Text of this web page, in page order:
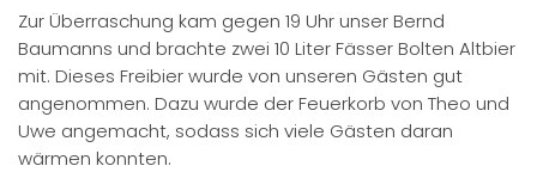
Zur Überraschung kam gegen 19 Uhr unser Bernd
Baumanns und brachte zwei 10 Liter Fässer Bolten Altbier
mit. Dieses Freibier wurde von unseren Gästen gut
angenommen. Dazu wurde der Feuerkorb von Theo und
Uwe angemacht, sodass sich viele Gästen daran
wärmen konnten.